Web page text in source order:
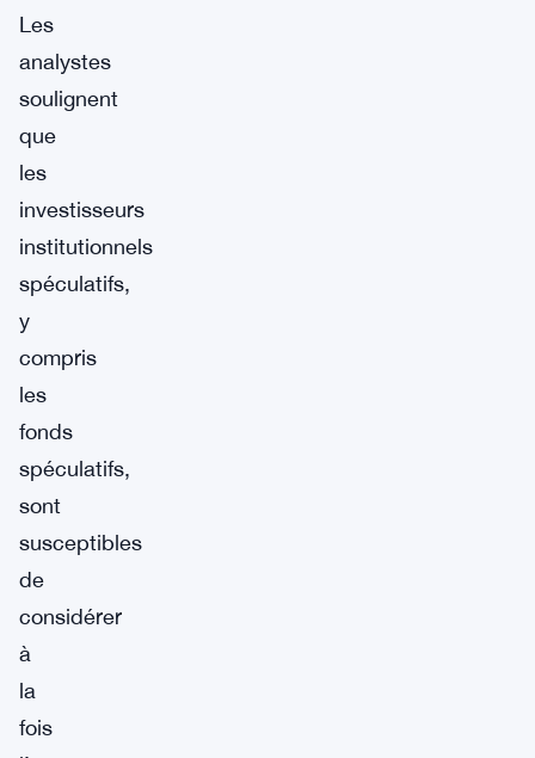
Les
analystes
soulignent
que
les
investisseurs
institutionnels
spéculatifs,
y
compris
les
fonds
spéculatifs,
sont
susceptibles
de
considérer
à
la
fois